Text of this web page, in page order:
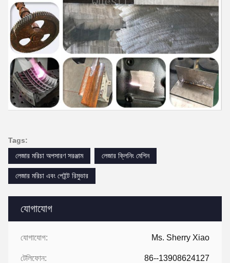
যোগাযোগ
যোগাযোগ: Ms. Sherry Xiao
টেলিফোন: 86--13908624127
Tags:
লেজার মরিচা অপসারণ সরঞ্জাম
লেজার ক্লিনিং মেশিন
লেজার মরিচা এবং পেইন্ট রিমুভার